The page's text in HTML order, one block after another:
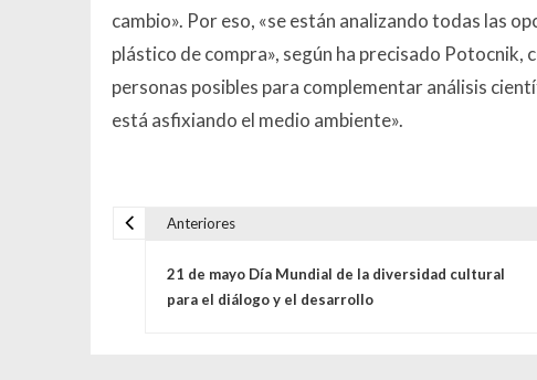
cambio». Por eso, «se están analizando todas las
plástico de compra», según ha precisado Potocnik,
personas posibles para complementar análisis
está asfixiando el medio ambiente».
Anteriores
21 de mayo Día Mundial de la diversidad cultural
para el diálogo y el desarrollo